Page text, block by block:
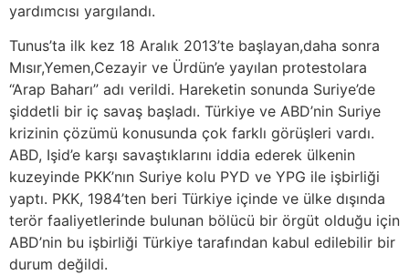
yardımcısı yargılandı.
Tunus’ta ilk kez 18 Aralık 2013’te başlayan,daha sonra
Mısır,Yemen,Cezayir ve Ürdün’e yayılan protestolara
“Arap Baharı” adı verildi. Hareketin sonunda Suriye’de
şiddetli bir iç savaş başladı. Türkiye ve ABD’nin Suriye
krizinin çözümü konusunda çok farklı görüşleri vardı.
ABD, Işid’e karşı savaştıklarını iddia ederek ülkenin
kuzeyinde PKK’nın Suriye kolu PYD ve YPG ile işbirliği
yaptı. PKK, 1984’ten beri Türkiye içinde ve ülke dışında
terör faaliyetlerinde bulunan bölücü bir örgüt olduğu için
ABD’nin bu işbirliği Türkiye tarafından kabul edilebilir bir
durum değildi.